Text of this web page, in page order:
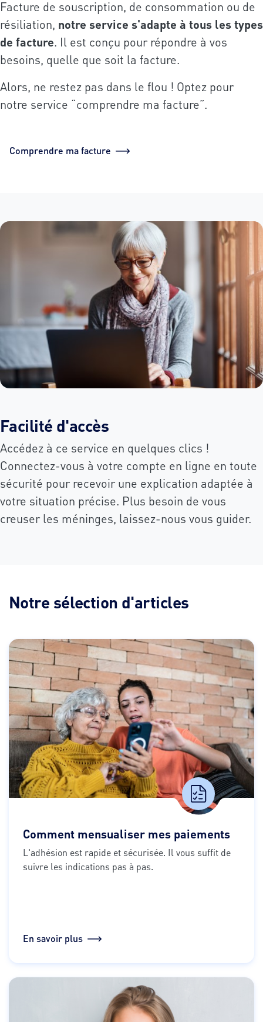
Facture de souscription, de consommation ou de
résiliation, notre service s'adapte à tous les types
de facture. Il est conçu pour répondre à vos
besoins, quelle que soit la facture.
Alors, ne restez pas dans le flou ! Optez pour
notre service “comprendre ma facture”.
Comprendre ma facture
Facilité d'accès
Accédez à ce service en quelques clics !
Connectez-vous à votre compte en ligne en toute
sécurité pour recevoir une explication adaptée à
votre situation précise. Plus besoin de vous
creuser les méninges, laissez-nous vous guider.
Notre sélection d'articles
Comment mensualiser mes paiements
L'adhésion est rapide et sécurisée. Il vous suffit de
suivre les indications pas à pas.
En savoir plus